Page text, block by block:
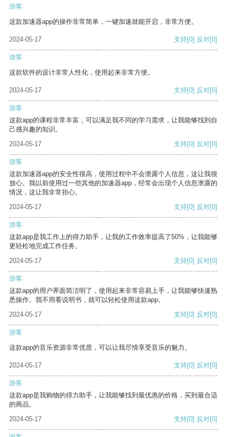
游客
这款加速器app的操作非常简单，一键加速就能开启，非常方便。
2024-05-17 支持[0] 反对[0]
游客
这款软件的设计非常人性化，使用起来非常方便。
2024-05-17 支持[0] 反对[0]
游客
这款app的课程非常丰富，可以满足我不同的学习需求，让我能够找到自
己感兴趣的知识。
2024-05-17
支持[0] 反对[0]
游客
这款加速器app的安全性很高，使用过程中不会泄露个人信息，这让我很
放心。我以前使用过一些其他的加速器app，经常会出现个人信息泄露的
情况，这让我非常担心。
2024-05-17
支持[0] 反对[0]
游客
这款app是我工作上的得力助手，让我的工作效率提高了50%，让我能够
更轻松地完成工作任务。
2024-05-17
支持[0] 反对[0]
游客
这款app的用户界面简洁明了，使用起来非常容易上手，让我能够快速熟
悉操作。我不用看说明书，就可以轻松使用这款app。
2024-05-17
支持[0] 反对[0]
游客
这款app的音乐资源非常优质，可以让我尽情享受音乐的魅力。
2024-05-17 支持[0] 反对[0]
游客
这款app是我购物的得力助手，让我能够找到最优惠的价格，买到最合适
的商品。
2024-05-17
支持[0] 反对[0]